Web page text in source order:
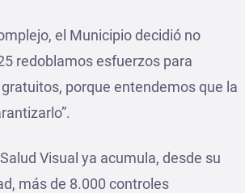
el Municipio decidió no
redoblamos esfuerzos para
porque entendemos que la
Visual ya acumula, desde su
más de 8.000 controles